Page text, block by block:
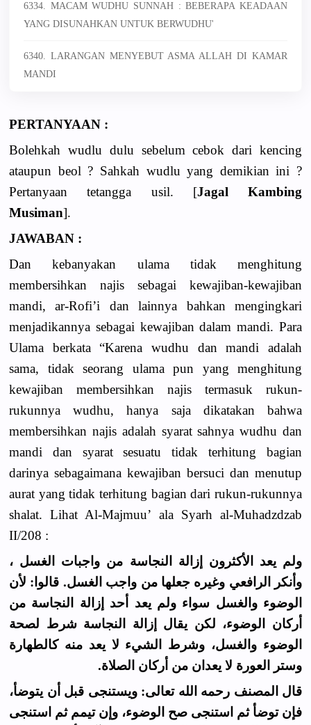
6334. MACAM WUDHU SUNNAH : BEBERAPA KEADAAN
YANG DISUNAHKAN UNTUK BERWUDHU'
6340. LARANGAN MENYEBUT ASMA ALLAH DI KAMAR
MANDI
PERTANYAAN :
Bolehkah wudlu dulu sebelum cebok dari kencing
ataupun beol ? Sahkah wudlu yang demikian ini ?
Pertanyaan tetangga usil. [Jagal Kambing
Musiman].
JAWABAN :
Dan kebanyakan ulama tidak menghitung
membersihkan najis sebagai kewajiban-kewajiban
mandi, ar-Rofi’i dan lainnya bahkan mengingkari
menjadikannya sebagai kewajiban dalam mandi. Para
Ulama berkata “Karena wudhu dan mandi adalah
sama, tidak seorang ulama pun yang menghitung
kewajiban membersihkan najis termasuk rukun-
rukunnya wudhu, hanya saja dikatakan bahwa
membersihkan najis adalah syarat sahnya wudhu dan
mandi dan syarat sesuatu tidak terhitung bagian
darinya sebagaimana kewajiban bersuci dan menutup
aurat yang tidak terhitung bagian dari rukun-rukunnya
shalat. Lihat Al-Majmuu’ ala Syarh al-Muhadzdzab
II/208 :
ولم يعد الأكثرون إزالة النجاسة من واجبات الغسل ،
وأنكر الرافعي وغيره جعلها من واجب الغسل. قالوا: لأن
الوضوء والغسل سواء ولم يعد أحد إزالة النجاسة من
أركان الوضوء، لكن يقال إزالة النجاسة شرط لصحة
الوضوء والغسل، وشرط الشيء لا يعد منه كالطهارة
وستر العورة لا يعدان من أركان الصلاة.
قال المصنف رحمه الله تعالى: ويستنجى قبل أن يتوضأ،
فإن توضأ ثم استنجى صح الوضوء، وإن تيمم ثم استنجى